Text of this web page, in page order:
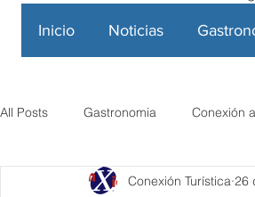
Inicio Noticias
All Posts Gastronomia Conexión
Conexión Turística 26